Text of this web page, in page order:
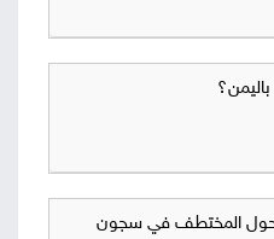
المختطف في سجون